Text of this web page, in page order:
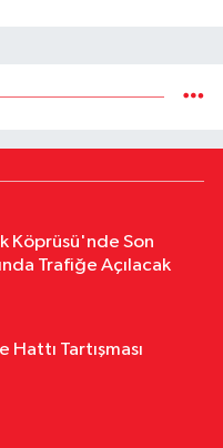
Köprüsü'nde Son
Trafiğe Açılacak
Hattı Tartışması